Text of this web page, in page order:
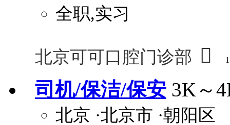
全职,实习
北京可可口腔门诊部 
司机/保洁/保安 3K～
北京 ·北京市 ·朝阳区